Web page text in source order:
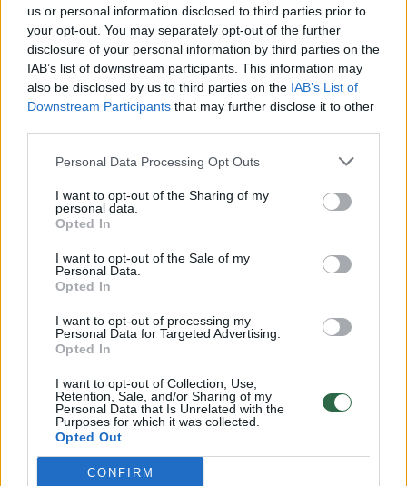
us or personal information disclosed to third parties prior to
your opt-out. You may separately opt-out of the further
disclosure of your personal information by third parties on the
IAB’s list of downstream participants. This information may
also be disclosed by us to third parties on the IAB’s List of
Downstream Participants that may further disclose it to other
Personal Data Processing Opt Outs
I want to opt-out of the Sharing of my
personal data.
Opted In
I want to opt-out of the Sale of my
Personal Data.
Opted In
I want to opt-out of processing my
Personal Data for Targeted Advertising.
Opted In
I want to opt-out of Collection, Use,
Retention, Sale, and/or Sharing of my
Personal Data that Is Unrelated with the
Purposes for which it was collected.
Opted Out
CONFIRM
00:04:02
Į viešumą iškylant aplinkos teršimo atvejams, Seimas
pritarė penkių įstatymų pataisoms
Žinios | Lietuvos diena
dar pusmetį
Žinios | Auto
00:06:17
Laiko liko visai nedaug: kelios klaidos, kurias daro
ūkininkai ir sodininkai, grasina katastrofa
puikiausią pufą
Žinios | Gyvenimo būdas